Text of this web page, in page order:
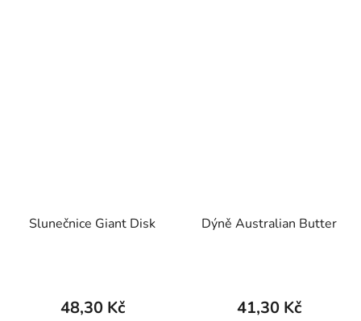
Slunečnice Giant Disk
48,30 Kč
Dýně Australian Butter
41,30 Kč